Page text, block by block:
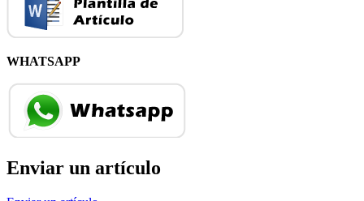
WHATSAPP
Enviar un artículo